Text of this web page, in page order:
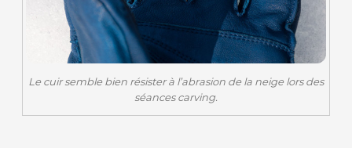
Le cuir semble bien résister à l’abrasion de la neige lors des
séances carving.